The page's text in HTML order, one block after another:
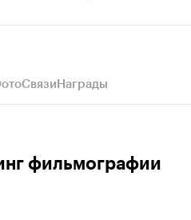
СвязиНаграды
фильмографии